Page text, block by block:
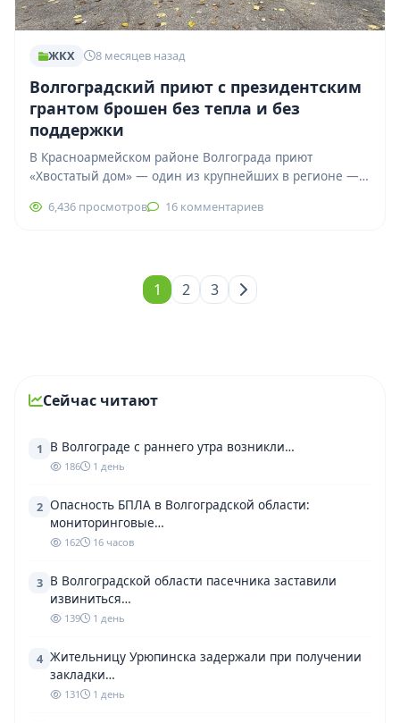
ЖКХ 8 месяцев назад
Волгоградский приют с президентским
грантом брошен без тепла и без
поддержки
В Красноармейском районе Волгограда приют
«Хвостатый дом» — один из крупнейших в регионе —
6,436 просмотров 16 комментариев
1 2 3
Сейчас читают
1 В Волгограде с раннего утра возникли…
186 1 день
2 Опасность БПЛА в Волгоградской области:
мониторинговые…
162 16 часов
3 В Волгоградской области пасечника заставили
извиниться…
139 1 день
4 Жительницу Урюпинска задержали при получении
закладки…
131 1 день